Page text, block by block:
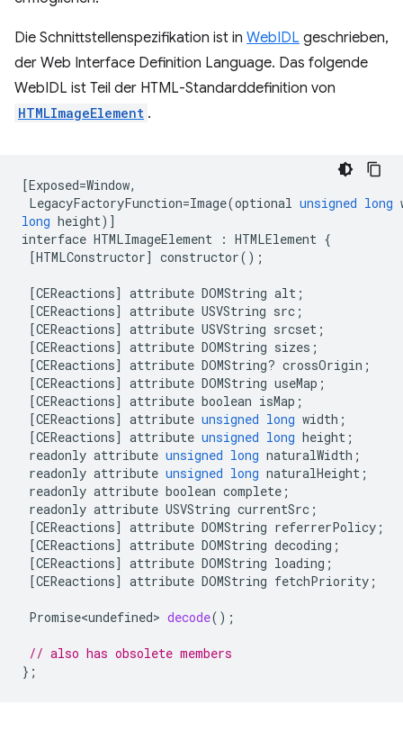
Die Schnittstellenspezifikation ist in WebIDL geschrieben,
der Web Interface Definition Language. Das folgende
WebIDL ist Teil der HTML-Standarddefinition von
HTMLImageElement .
[Exposed=Window,
LegacyFactoryFunction=Image(optional unsigned long
long height)]
interface HTMLImageElement : HTMLElement {
[HTMLConstructor] constructor();
[CEReactions] attribute DOMString alt ;
[CEReactions] attribute USVString src ;
[CEReactions] attribute USVString srcset ;
[CEReactions] attribute DOMString sizes ;
[CEReactions] attribute DOMString? crossOrigin ;
[CEReactions] attribute DOMString useMap ;
[CEReactions] attribute boolean isMap ;
[CEReactions] attribute unsigned long width ;
[CEReactions] attribute unsigned long height ;
readonly attribute unsigned long naturalWidth ;
readonly attribute unsigned long naturalHeight ;
readonly attribute boolean complete ;
readonly attribute USVString currentSrc ;
[CEReactions] attribute DOMString referrerPolicy ;
[CEReactions] attribute DOMString decoding ;
[CEReactions] attribute DOMString loading ;
[CEReactions] attribute DOMString fetchPriority ;
Promise<undefined> decode();
// also has obsolete members
};